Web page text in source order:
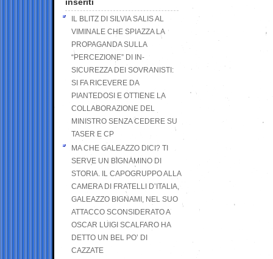
IL BLITZ DI SILVIA SALIS AL
VIMINALE CHE SPIAZZA LA
PROPAGANDA SULLA
“PERCEZIONE” DI IN-
SICUREZZA DEI SOVRANISTI:
SI FA RICEVERE DA
PIANTEDOSI E OTTIENE LA
COLLABORAZIONE DEL
MINISTRO SENZA CEDERE SU
TASER E CP
MA CHE GALEAZZO DICI? TI
SERVE UN BIGNAMINO DI
STORIA. IL CAPOGRUPPO ALLA
CAMERA DI FRATELLI D’ITALIA,
GALEAZZO BIGNAMI, NEL SUO
ATTACCO SCONSIDERATO A
OSCAR LUIGI SCALFARO HA
DETTO UN BEL PO’ DI
CAZZATE